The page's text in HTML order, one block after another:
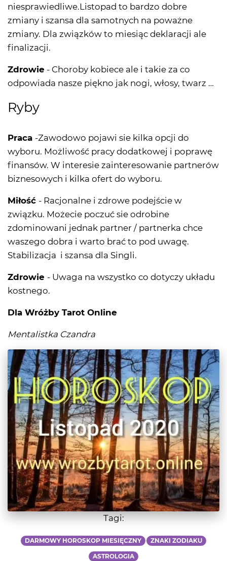
niesprawiedliwe.Listopad to bardzo dobre
zmiany i szansa dla samotnych na poważne
zmiany. Dla związków to miesiąc deklaracji ale
finalizacji.
Zdrowie - Choroby kobiece ale i takie za co
odpowiada nasze piękno jak nogi, włosy, twarz …
Ryby
Praca -Zawodowo pojawi sie kilka opcji do
wyboru. Możliwość pracy dodatkowej i poprawę
finansów. W interesie zainteresowanie partnerów
biznesowych i kilka ofert do wyboru.
Miłość - Racjonalne i zdrowe podejście w
związku. Możecie poczuć sie odrobine
zdominowani jednak partner / partnerka chce
waszego dobra i warto brać to pod uwagę.
Stabilizacja i szansa dla Singli.
Zdrowie - Uwaga na wszystko co dotyczy układu
kostnego.
Dla Wróżby Tarot Online
Mentalistka Czandra
Tagi:
DARMOWY HOROSKOP MIESIĘCZNY ZNAKI ZODIAKU
ASTROLOGIA